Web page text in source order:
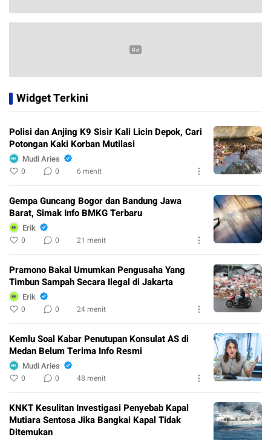
Widget Terkini
Polisi dan Anjing K9 Sisir Kali Licin Depok, Cari
Potongan Kaki Korban Mutilasi
Mudi Aries
0 0 6 menit
Gempa Guncang Bogor dan Bandung Jawa
Barat, Simak Info BMKG Terbaru
Erik
0 0 21 menit
Pramono Bakal Umumkan Pengusaha Yang
Timbun Sampah Secara Ilegal di Jakarta
Erik
0 0 24 menit
Kemlu Soal Kabar Penutupan Konsulat AS di
Medan Belum Terima Info Resmi
Mudi Aries
0 0 48 menit
KNKT Kesulitan Investigasi Penyebab Kapal
Mutiara Sentosa Jika Bangkai Kapal Tidak
Ditemukan